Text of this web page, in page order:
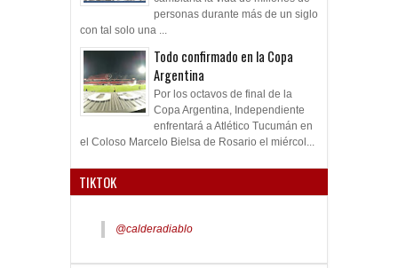
personas durante más de un siglo
con tal solo una ...
Todo confirmado en la Copa
Argentina
Por los octavos de final de la
Copa Argentina, Independiente
enfrentará a Atlético Tucumán en
el Coloso Marcelo Bielsa de Rosario el miércol...
TIKTOK
@calderadiablo